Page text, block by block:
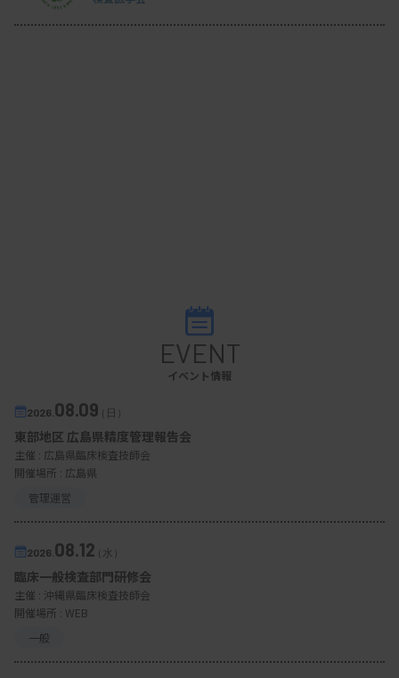
EVENT
イベント情報
2026. 08.09（日）
東部地区 広島県精度管理報告会
主催 : 広島県臨床検査技師会
開催場所 : 広島県
管理運営
2026. 08.12（水）
臨床一般検査部門研修会
主催 : 沖縄県臨床検査技師会
開催場所 : WEB
一般